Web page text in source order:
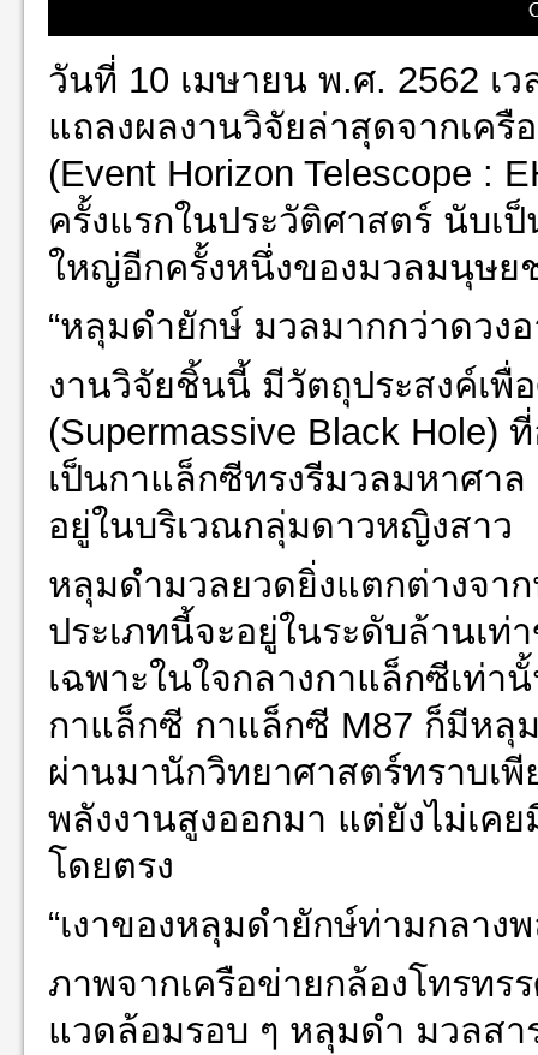
วันที่ 10 เมษายน พ.ศ. 2562 เ
แถลงผลงานวิจัยล่าสุดจากเครื
(Event Horizon Telescope :
ครั้งแรกในประวัติศาสตร์ นับเ
ใหญ่อีกครั้งหนึ่งของมวลมนุษย
“หลุมดำยักษ์ มวลมากกว่าดวง
งานวิจัยชิ้นนี้ มีวัตถุประสงค์เพื่
(Supermassive Black Hole)
เป็นกาแล็กซีทรงรีมวลมหาศา
อยู่ในบริเวณกลุ่มดาวหญิงสาว
หลุมดำมวลยวดยิ่งแตกต่างจา
ประเภทนี้จะอยู่ในระดับล้านเ
เฉพาะในใจกลางกาแล็กซีเท่า
กาแล็กซี กาแล็กซี M87 ก็มีหลุ
ผ่านมานักวิทยาศาสตร์ทราบเ
พลังงานสูงออกมา แต่ยังไม่เค
โดยตรง
“เงาของหลุมดำยักษ์ท่ามกลาง
ภาพจากเครือข่ายกล้องโทรทร
แวดล้อมรอบ ๆ หลุมดำ มวลสา